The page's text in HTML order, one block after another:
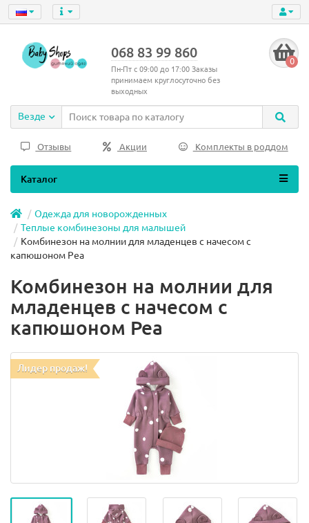
068 83 99 860
Пн-Пт с 09:00 до 17:00 Заказы
принимаем круглосуточно без
выходных
0
Везде
Отзывы Акции Комплекты в роддом
Каталог
Одежда для новорожденных
Теплые комбинезоны для малышей
Комбинезон на молнии для младенцев с начесом с
капюшоном Pea
Комбинезон на молнии для
младенцев с начесом с
капюшоном Pea
Лидер продаж!